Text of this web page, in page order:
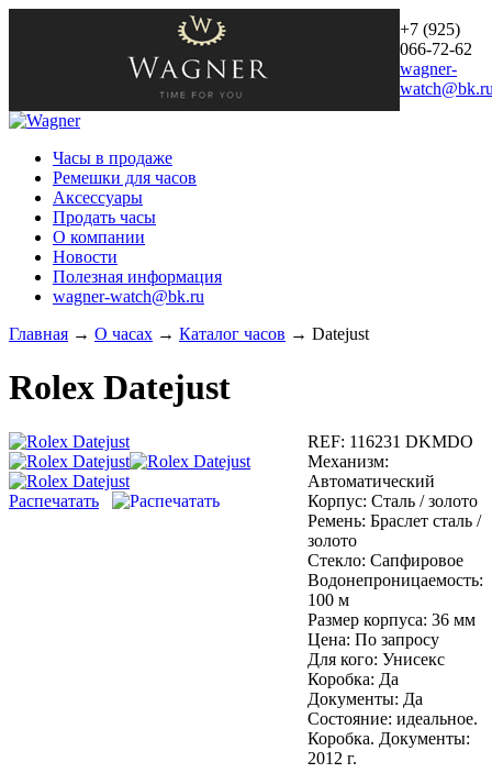
+7 (925)
066-72-62
wagner-
Часы в продаже
Ремешки для часов
Аксессуары
Продать часы
О компании
Новости
Полезная информация
wagner-watch@bk.ru
Главная → О часах → Каталог часов → Datejust
Rolex Datejust
Распечатать
REF: 116231 DKMDO
Механизм:
Автоматический
Корпус: Сталь / золото
Ремень: Браслет сталь /
золото
Стекло: Сапфировое
Водонепроницаемость:
100 м
Размер корпуса: 36 мм
Цена: По запросу
Для кого: Унисекс
Коробка: Да
Документы: Да
Состояние: идеальное.
Коробка. Документы:
2012 г.